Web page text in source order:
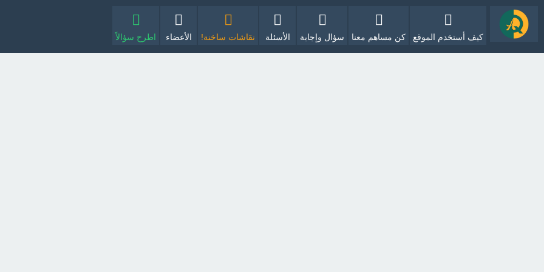
كيف أستخدم الموقع كن مساهم معنا سؤال وإجابة الأسئلة نقاشات ساخنة! الأعضاء اطرح سؤالاً